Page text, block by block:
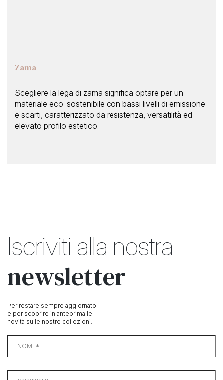
Zama
Scegliere la lega di zama significa optare per un
materiale eco-sostenibile con bassi livelli di emissione
e scarti, caratterizzato da resistenza, versatilità ed
elevato profilo estetico.
Iscriviti alla nostra
newsletter
Per restare sempre aggiornato
e per scoprire in anteprima le
novità sulle nostre collezioni.